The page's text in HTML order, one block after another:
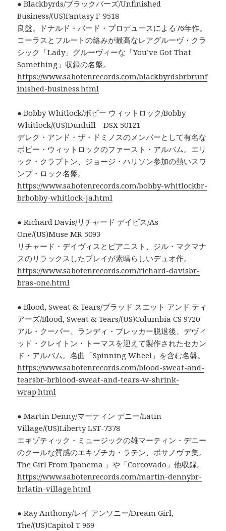
● Blackbyrds/ブラックバーズ/Unfinished
Business/(US)Fantasy F-9518
良盤。ドナルド・バード・プロデュースによる76年作。
コーラスとフルートの絡みが最高なレアグルーヴ・クラ
シック「Lady」グルーヴィーな「You’ve Got That
Something」収録の名盤。
https://www.sabotenrecords.com/blackbyrdsbrbrunf
inished-business.html
● Bobby Whitlock/ボビー ウィットロック/Bobby
Whitlock/(US)Dunhill DSX 50121
デレク・アンド・ザ・ドミノスのメンバーとして有名な
ボビー・ウィットロックのファースト・アルバム。エリ
ック・クラプトン、ジョージ・ハリソン参加の熱いスワ
ンプ・ロック名盤。
https://www.sabotenrecords.com/bobby-whitlockbr-
brbobby-whitlock-ja.html
● Richard Davis/リチャード デイビス/As
One/(US)Muse MR 5093
リチャード・デイヴィスとピアニスト、ジル・マクマナ
スのリラックスしたプレイが素晴らしいデュオ作。
https://www.sabotenrecords.com/richard-davisbr-
bras-one.html
● Blood, Sweat & Tears/ブラッド スエット アンド ティ
アーズ/Blood, Sweat & Tears/(US)Columbia CS 9720
アル・クーパー、ランディ・ブレッカー脱退後、デヴィ
ッド・クレイトン・トーマスを迎えて製作されたセカン
ド・アルバム。名曲「Spinning Wheel」を含む名盤。
https://www.sabotenrecords.com/blood-sweat-and-
tearsbr-brblood-sweat-and-tears-w-shrink-
wrap.html
● Martin Denny/マーティン デニー/Latin
Village/(US)Liberty LST-7378
エキゾティック・ミュージックの雄マーティン・デニー
のクールな質感のエキゾチカ・ラテン、ボサノヴァ集。
The Girl From Ipanema 」や「Corcovado」他収録。
https://www.sabotenrecords.com/martin-dennybr-
brlatin-village.html
● Ray Anthony/レイ アンソニー/Dream Girl,
The/(US)Capitol T 969